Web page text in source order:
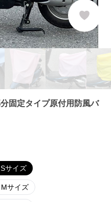
固定タイプ原付用防風バ
サイズ
サイズ